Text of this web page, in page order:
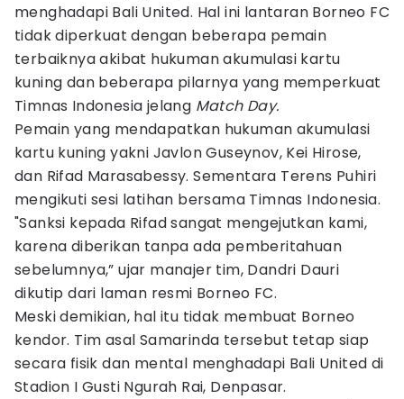
menghadapi Bali United. Hal ini lantaran Borneo FC
tidak diperkuat dengan beberapa pemain
terbaiknya akibat hukuman akumulasi kartu
kuning dan beberapa pilarnya yang memperkuat
Timnas Indonesia jelang Match Day.
Pemain yang mendapatkan hukuman akumulasi
kartu kuning yakni Javlon Guseynov, Kei Hirose,
dan Rifad Marasabessy. Sementara Terens Puhiri
mengikuti sesi latihan bersama Timnas Indonesia.
"Sanksi kepada Rifad sangat mengejutkan kami,
karena diberikan tanpa ada pemberitahuan
sebelumnya,” ujar manajer tim, Dandri Dauri
dikutip dari laman resmi Borneo FC.
Meski demikian, hal itu tidak membuat Borneo
kendor. Tim asal Samarinda tersebut tetap siap
secara fisik dan mental menghadapi Bali United di
Stadion I Gusti Ngurah Rai, Denpasar.